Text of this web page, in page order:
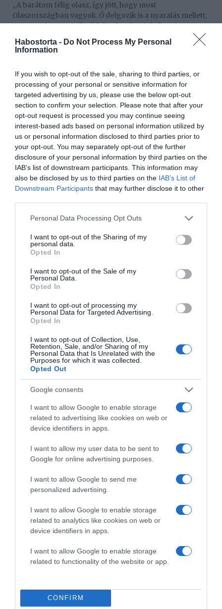
Habostorta - Do Not Process My Personal
Information
If you wish to opt-out of the sale, sharing to third parties, or
processing of your personal or sensitive information for
targeted advertising by us, please use the below opt-out
section to confirm your selection. Please note that after your
opt-out request is processed you may continue seeing
interest-based ads based on personal information utilized by
us or personal information disclosed to third parties prior to
your opt-out. You may separately opt-out of the further
disclosure of your personal information by third parties on the
IAB’s list of downstream participants. This information may
also be disclosed by us to third parties on the IAB’s List of
Downstream Participants that may further disclose it to other
Please note that this website/app uses one or more Google
not limited to your visit or usage behaviour. You may click to
grant or deny consent to Google and its third-party tags to
use your data for below specified purposes in below Google
consent section.
Personal Data Processing Opt Outs
I want to opt-out of the Sharing of my
personal data.
Opted In
I want to opt-out of the Sale of my
Personal Data.
Opted In
I want to opt-out of processing my
Personal Data for Targeted Advertising.
Opted In
I want to opt-out of Collection, Use,
Retention, Sale, and/or Sharing of my
Personal Data that Is Unrelated with the
Purposes for which it was collected.
Opted Out
Google consents
I want to allow Google to enable storage
related to advertising like cookies on web or
device identifiers in apps.
I want to allow my user data to be sent to
Google for online advertising purposes.
I want to allow Google to send me
personalized advertising.
I want to allow Google to enable storage
related to analytics like cookies on web or
device identifiers in apps.
I want to allow Google to enable storage
related to functionality of the website or app.
CONFIRM
„A barátom félig olasz, így jött, hogy most
Olaszországban vagyok. Ő dolgozik is a nyaralás mellett,
mert van itt egy cipőmárkája, és sokat is kell emiatt
egész gyártási folyamatot!”
Merci számára ez a szerelem minden eddiginél
biztosabbnak tűnik:
Nem szoktam a magánéletemmel kapcsolatban
megosztani dolgokat, ha nem biztos valami, de én ezt
most annyira biztosnak érzem, és ő is.
Tényleg nem is éreztem soha még ilyet, mint nála, szóval
ezért is ennyire sziklaszilárd ez az egész.”
A legmeglepőbb vallomás azonban a közös jövőre
vonatkozott, hiszen a pár már a családalapítás
„Természetesen, mint mindenhol szóba jön persze a
rengeteg minden van egymással kapcsolatban a
jövőképünkben, de hát majd hozza a jövő.”
Megosztás: Facebook Twitter Pinterest
Címkék: szerelem, tervek,Olaszország VV Merci
Korábbi bejegyzések
HASONLÓ BEJEGYZÉSEK
2026-08-08.
Csökkenti a vérnyomást, és védi a szívet